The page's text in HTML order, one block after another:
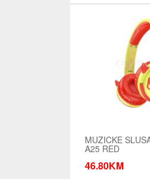
MUZICKE
A25 RED
46.80KM